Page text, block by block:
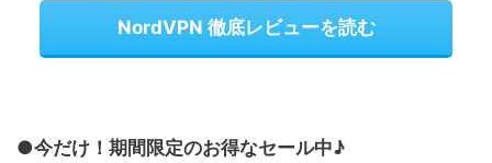
NordVPN 徹底レビューを読む
●今だけ！期間限定のお得なセール中♪